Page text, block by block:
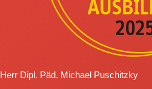
Herr Dipl. Päd. Michael Puschitzky